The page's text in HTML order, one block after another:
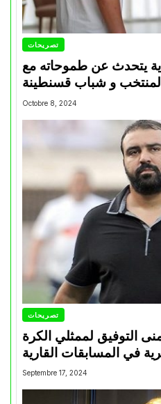
تصريحات
يتحدث عن طموحاته مع
المنتخب و شباب قسنطينة
Octobre 8, 2024
تصريحات
التوفيق لممثلي الكرة
Septembre 17, 2024